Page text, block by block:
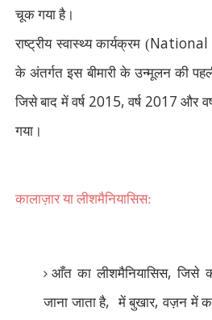
चूक गया है।
राष्ट्रीय स्वास्थ्य कार्यक्रम (National
के अंतर्गत इस बीमारी के उन्मूलन की
जिसे बाद में वर्ष 2015,वर्ष 2017 और
गया।
कालाज़ार या लीशमैनियासिस:
आँत का लीशमैनियासिस,जिसे
जाना जाता है, में बुखार,वज़न में